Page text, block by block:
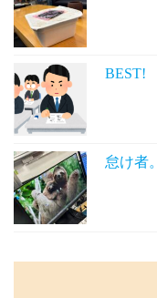
BEST!
怠け者。